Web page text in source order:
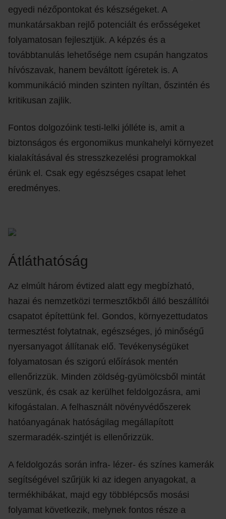
egyedi nézőpontokat és készségeket. A
munkatársakban rejlő potenciált és erősségeket
folyamatosan fejlesztjük. A képzés és a
továbbtanulás lehetősége nem csupán hangzatos
hívószavak, hanem beváltott ígéretek is. A
kommunikáció minden szinten nyíltan, őszintén és
kritikusan zajlik.
Fontos dolgozóink testi-lelki jólléte is, amit a
biztonságos és ergonomikus munkahelyi környezet
kialakításával és stresszkezelési programokkal
érünk el. Csak egy egészséges csapat lehet
eredményes.
Átláthatóság
Az elmúlt három évtized alatt egy megbízható,
hazai és nemzetközi termesztőkből álló beszállítói
csapatot építettünk fel. Gondos, környezettudatos
termesztést folytatnak, egészséges, jó minőségű
nyersanyagot állítanak elő. Tevékenységüket
folyamatosan és szigorú előírások mentén
ellenőrizzük. Minden zöldség-gyümölcsből mintát
veszünk, és csak az kerülhet feldolgozásra, ami
kifogástalan. A felhasznált növényvédőszerek
hatóanyagának hatóságilag megállapított
szermaradék-szintjét is ellenőrizzük.
A feldolgozás során infra- lézer- és színes kamerák
segítségével szűrjük ki az idegen anyagokat, a
termékhibákat, majd egy többlépcsős mosási
folyamat következik, melynek fontos része a